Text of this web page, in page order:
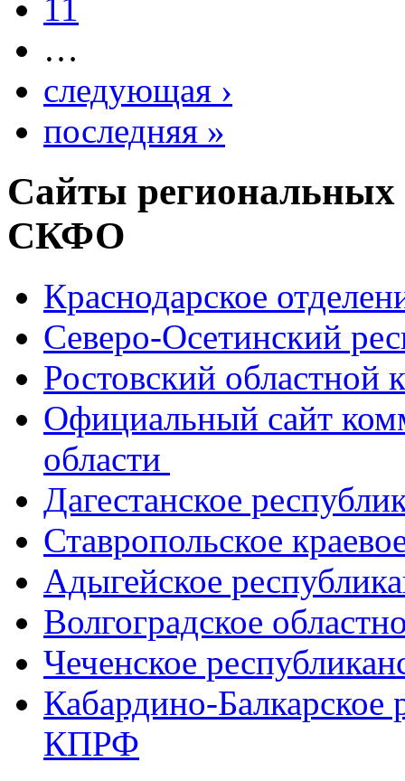
11
…
следующая ›
последняя »
Сайты
СКФО
Краснодарское
Северо-Осетинский
Ростовский
Официальный сайт
области
Дагестанское
Ставропольское
Адыгейское
Волгоградское
Чеченское
Кабардино-Балкарское
КПРФ